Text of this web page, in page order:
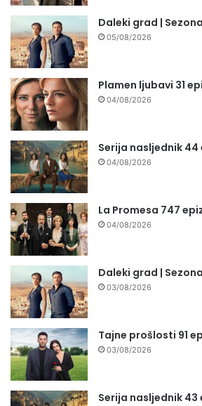
Daleki grad |
05/08/2026
Plamen ljubavi 31
04/08/2026
Serija nasljednik
04/08/2026
La Promesa 747
04/08/2026
Daleki grad |
03/08/2026
Tajne prošlosti 91
03/08/2026
Serija nasljednik 43